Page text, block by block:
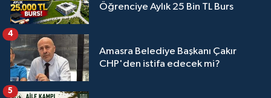
Öğrenciye Aylık 25 Bin TL Burs
Amasra Belediye Başkanı Çakır
CHP'den istifa edecek mi?
4
5